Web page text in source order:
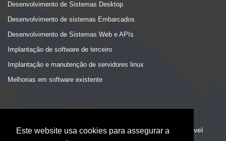
Este website usa cookies para assegurar a
Desenvolvimento de Sistemas Desktop
Desenvolvimento de sistemas Embarcados
Desenvolvimento de Sistemas Web e APIs
Implantação de software de terceiro
Implantação e manutenção de servidores linux
Melhorias em software existente
Envie seu contato e te responderemos o mais breve possível